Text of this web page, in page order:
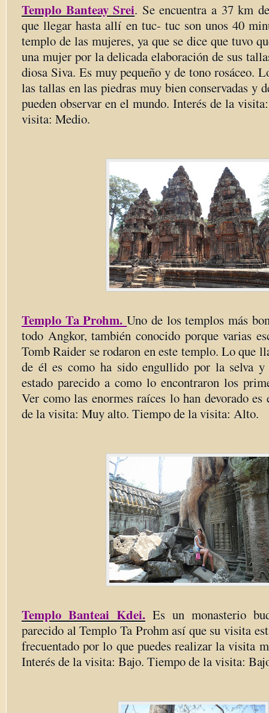
Templo Banteay Srei. Se encuentra a 37 km
que llegar hasta allí en tuc- tuc son unos 40
templo de las mujeres, ya que se dice que tuvo
una mujer por la delicada elaboración de sus
diosa Siva. Es muy pequeño y de tono rosáceo.
las tallas en las piedras muy bien conservadas y
pueden observar en el mundo. Interés de la
visita: Medio.
Templo Ta Prohm.Uno de los templos más
todo Angkor, también conocido porque varias
Tomb Raider se rodaron en este templo. Lo que
de él es como ha sido engullido por la selva y
estado parecido a como lo encontraron los
Ver como las enormes raíces lo han devorado es
de la visita: Muy alto. Tiempo de la visita: Alto.
Templo Banteai Kdei. Es un monasterio
parecido al Templo Ta Prohm así que su visita
frecuentado por lo que puedes realizar la visita
Interés de la visita: Bajo. Tiempo de la visita: